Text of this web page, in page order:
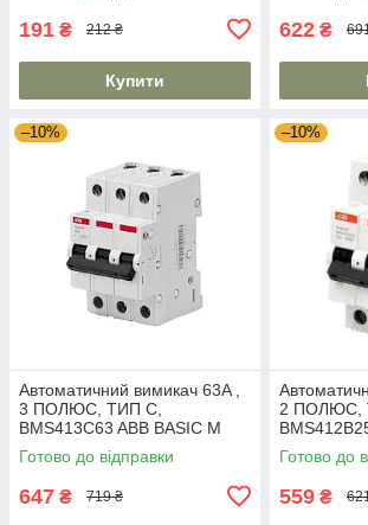
191 ₴ 212 ₴
Купити
622 ₴
–10%
Автоматичний вимикач 63A ,
3 ПОЛЮС, ТИП C,
BMS413C63 ABB BASIC M
Готово до відправки
647 ₴ 719 ₴
–10%
2 ПОЛЮС,
Готово до
559 ₴